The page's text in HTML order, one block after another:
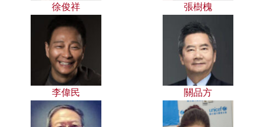
徐俊祥 張樹槐
李偉民 關品方